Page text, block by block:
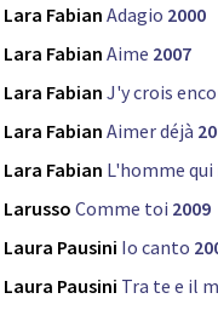
Lara Fabian Adagio 2000
Lara Fabian Aime 2007
Lara Fabian J'y crois
Lara Fabian Aimer déjà
Lara Fabian L'homme
Larusso Comme toi 2009
Laura Pausini Io canto
Laura Pausini Tra te e il